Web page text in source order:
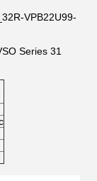
VPB22U99-
Series 31